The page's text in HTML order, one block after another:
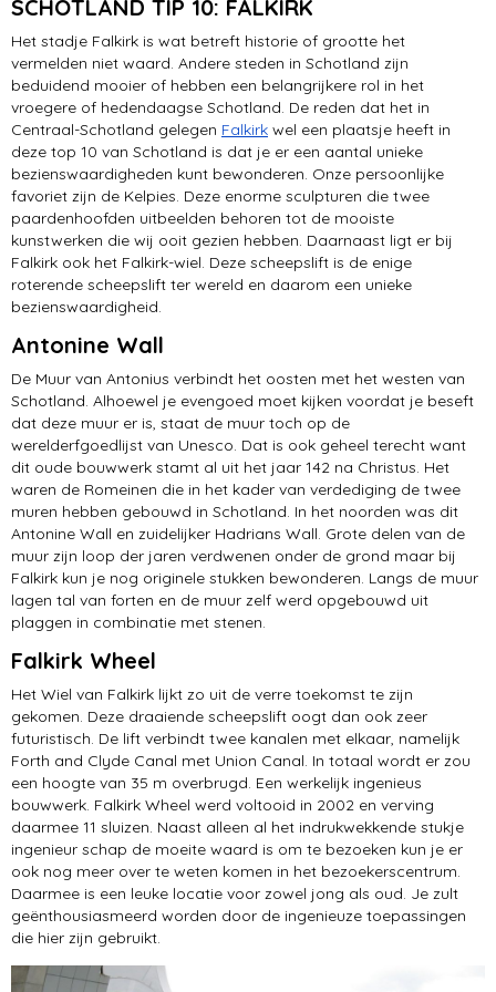
Jacobite Train
Falkirk
SCHOTLAND TIP 10: FALKIRK
Het stadje Falkirk is wat betreft historie of grootte het
vermelden niet waard. Andere steden in Schotland zijn
beduidend mooier of hebben een belangrijkere rol in het
vroegere of hedendaagse Schotland. De reden dat het in
Centraal-Schotland gelegen Falkirk wel een plaatsje heeft in
deze top 10 van Schotland is dat je er een aantal unieke
bezienswaardigheden kunt bewonderen. Onze persoonlijke
favoriet zijn de Kelpies. Deze enorme sculpturen die twee
paardenhoofden uitbeelden behoren tot de mooiste
kunstwerken die wij ooit gezien hebben. Daarnaast ligt er bij
Falkirk ook het Falkirk-wiel. Deze scheepslift is de enige
roterende scheepslift ter wereld en daarom een unieke
bezienswaardigheid.
Antonine Wall
De Muur van Antonius verbindt het oosten met het westen van
Schotland. Alhoewel je evengoed moet kijken voordat je beseft
dat deze muur er is, staat de muur toch op de
werelderfgoedlijst van Unesco. Dat is ook geheel terecht want
dit oude bouwwerk stamt al uit het jaar 142 na Christus. Het
waren de Romeinen die in het kader van verdediging de twee
muren hebben gebouwd in Schotland. In het noorden was dit
Antonine Wall en zuidelijker Hadrians Wall. Grote delen van de
muur zijn loop der jaren verdwenen onder de grond maar bij
Falkirk kun je nog originele stukken bewonderen. Langs de muur
lagen tal van forten en de muur zelf werd opgebouwd uit
plaggen in combinatie met stenen.
Falkirk Wheel
Het Wiel van Falkirk lijkt zo uit de verre toekomst te zijn
gekomen. Deze draaiende scheepslift oogt dan ook zeer
futuristisch. De lift verbindt twee kanalen met elkaar, namelijk
Forth and Clyde Canal met Union Canal. In totaal wordt er zou
een hoogte van 35 m overbrugd. Een werkelijk ingenieus
bouwwerk. Falkirk Wheel werd voltooid in 2002 en verving
daarmee 11 sluizen. Naast alleen al het indrukwekkende stukje
ingenieur schap de moeite waard is om te bezoeken kun je er
ook nog meer over te weten komen in het bezoekerscentrum.
Daarmee is een leuke locatie voor zowel jong als oud. Je zult
geënthousiasmeerd worden door de ingenieuze toepassingen
die hier zijn gebruikt.